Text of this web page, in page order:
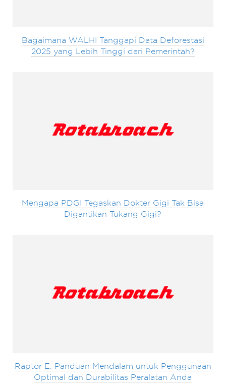
Bagaimana WALHI Tanggapi Data Deforestasi
2025 yang Lebih Tinggi dari Pemerintah?
Mengapa PDGI Tegaskan Dokter Gigi Tak Bisa
Digantikan Tukang Gigi?
Raptor E: Panduan Mendalam untuk Penggunaan
Optimal dan Durabilitas Peralatan Anda